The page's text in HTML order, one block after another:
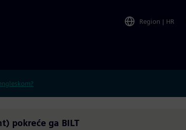
Region | HR
pokreće ga BILT